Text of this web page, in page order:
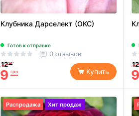
Клубника Дарселект (ОКС)
Готов к отправке
0 отзывов
12 грн
9 грн Купить
12
9
Распродажа Хит продаж